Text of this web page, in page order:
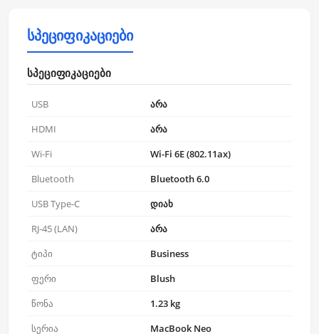
სპეციფიკაციები
სპეციფიკაციები
USB
არა
HDMI
არა
Wi-Fi
Wi-Fi 6E (802.11ax)
Bluetooth
Bluetooth 6.0
USB Type-C
დიახ
RJ-45 (LAN)
არა
ტიპი
Business
ფერი
Blush
წონა
1.23 kg
სერია
MacBook Neo